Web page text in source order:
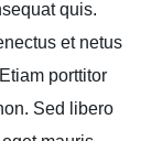
quis.
et netus
porttitor
Sed libero